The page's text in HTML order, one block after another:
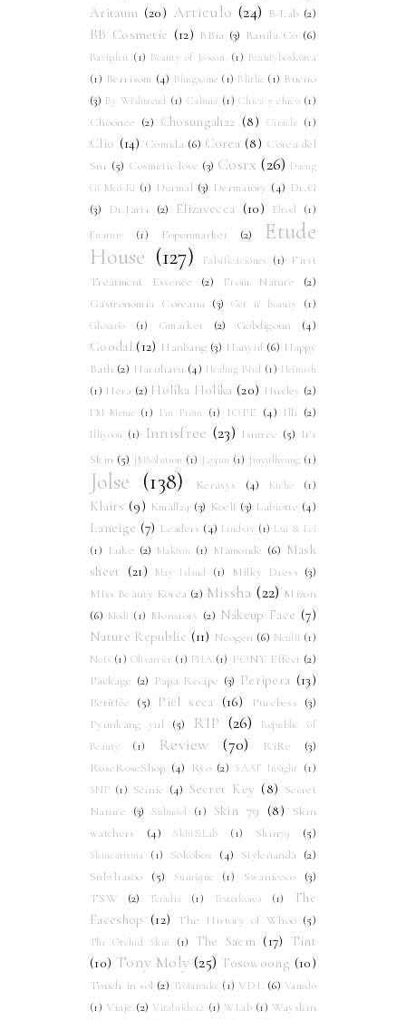
Aritaum (20) Articulo (24) B-Lab (2)
BB Cosmetic (12) BBia (3) Banila Co (6)
Baviphat (1) Beauty of Joseon. (1) Beautyboxkorea
(1) Berrisom (4) Blingsome (1) Blithe (1) Bueno
(3) By Wishtrend (1) Calmia (1) Chica y chico (1)
Choonee (2) Chosungah22 (8) Ciracle (1)
Clio (14) Comida (6) Corea (8) Corea del
Sur (5) Cosmetic-love (3) Cosrx (26) Daeng
Gi Meo Ri (1) Dermal (3) Dermatory (4) Dr.G
(3)
Dr.Jart+ (2) Elizavecca (10) Elroel
(1)
Enature
(1) Eopenmarket (2)
Etude
House (127) Falsificaciones (1)
First
Treatment Essence
(2) From Nature
(2)
Gastronomía Coreana
(3) Get it beauty
(1)
Glosario
(1) Gmarket (2) Gobdigoun (4)
Goodal (12) Hanbang (3) Hanyul (6) Happy
Bath (2) Haruharu (4) Healing Bird (1) Heimish
(1) Hera (2) Holika Holika (20) Huxley (2)
I'M Meme (1) I'm From (1) IOPE (4) Illi (2)
Illiyoon (1) Innisfree (23) Isntree (5) It's
Skin (5) JMSolution (1) Jayjun (1) Jinyulhyang (1)
Jolse (138) Kerasys (4) Kicho (1)
Klairs (9) Kmall24 (3) Koelf (3) Labiotte (4)
Laneige (7) Leaders (4) Lindsay (1) Lui & Lei
(1)
Luke (2) Makeon (1) Mamonde (6) Mask
sheet
(21) May Island (1) Milky Dress (3)
Miss Beauty Korea (2) Missha (22) Mizon
(6) Modi (1) Monstory (2) Nakeup Face (7)
Nature Republic (11) Neogen (6) Neulii (1)
Nots (1) Olivarrier (1) PHA (1) PONY Effect (2)
Package (2) Papa Recipe (3) Peripera (13)
Petitfée (5) Piel seca (16) Purebess
(3)
Pyunkang yul
(5) RIP (26)
Republic of
Beauty
(1) Review (70) RiRe
(3)
RoseRoseShop (4) Ryo (2) SAAT Insight
(1)
SNP (1) Scinic (4) Secret Key (8) Secret
Nature
(3) Sidmool (1) Skin 79 (8)
Skin
watchers
(4) Skin&Lab (1) Skin79 (5)
Skincarisma (1) Sokobox (4) Stylenanda
(2)
Sulwhasoo
(5) Suntique (1) Swanicoco
(3)
TSW
(2) Teradia (1) Testerkorea (1)
The
Faceshop (12) The History of Whoo (5)
The Orchid Skin (1) The Saem (17) Tint
(10) Tony Moly (25) Tosowoong (10)
Touch in sol (2) Troiareuke (1) VDL (6) Vanedo
(1) Viaje (2) Vitabridc12 (1) W.Lab (1) Wayskin